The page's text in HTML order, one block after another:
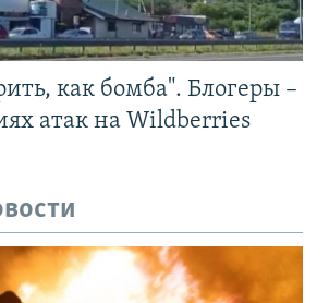
как бомба". Блогеры –
атак на Wildberries